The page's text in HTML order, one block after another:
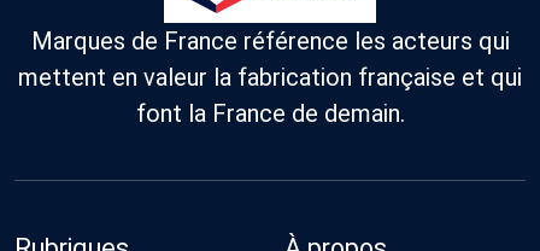
Marques de France référence les acteurs qui
mettent en valeur la fabrication française et qui
font la France de demain.